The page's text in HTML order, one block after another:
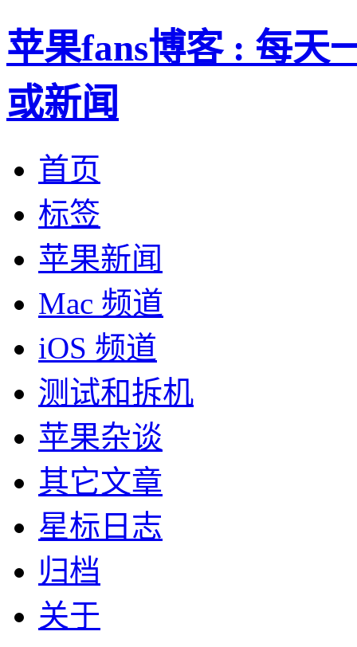
苹果fans博客 : 每天
或新闻
首页
标签
苹果新闻
Mac 频道
iOS 频道
测试和拆机
苹果杂谈
其它文章
星标日志
归档
关于